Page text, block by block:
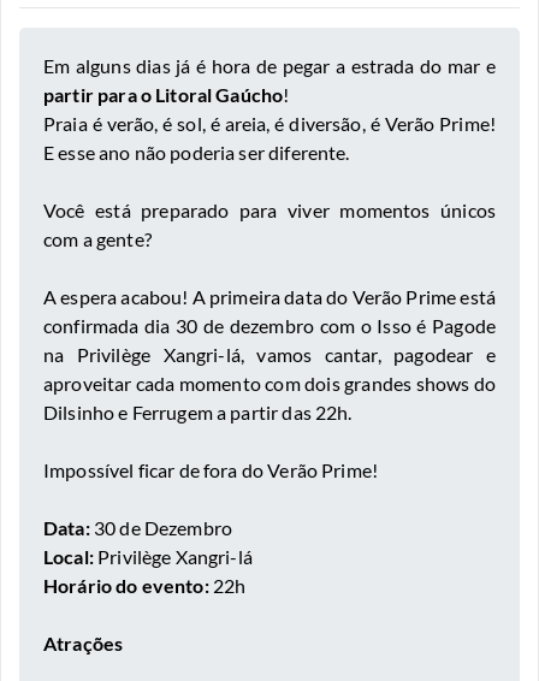
Em alguns dias já é hora de pegar a estrada do mar e
partir para o Litoral Gaúcho!
Praia é verão, é sol, é areia, é diversão, é Verão Prime!
E esse ano não poderia ser diferente.
Você está preparado para viver momentos únicos
com a gente?
A espera acabou! A primeira data do Verão Prime está
confirmada dia 30 de dezembro com o Isso é Pagode
na Privilège Xangri-lá, vamos cantar, pagodear e
aproveitar cada momento com dois grandes shows do
Dilsinho e Ferrugem a partir das 22h.
Impossível ficar de fora do Verão Prime!
Data: 30 de Dezembro
Local:Privilège Xangri-lá
Horário do evento:22h
Atrações